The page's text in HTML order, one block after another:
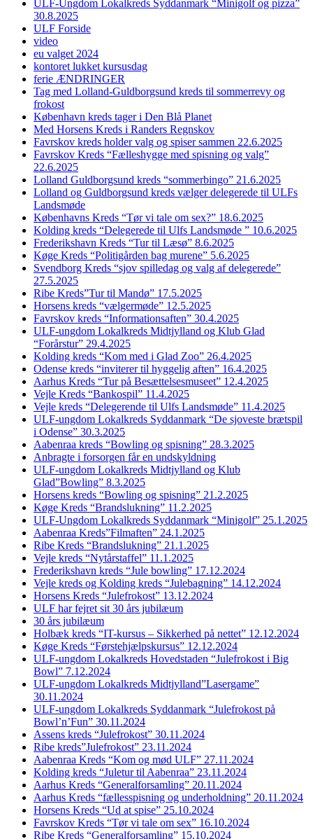
ULF-Ungdom Lokalkreds Syddanmark “Minigolf og pizza”
30.8.2025
ULF Forside
video
eu valget 2024
kontoret lukket kursusdag
ferie ÆNDRINGER
Tag med Lolland-Guldborgsund kreds til sommerrevy og
frokost
København kreds tager i Den Blå Planet
Med Horsens Kreds i Randers Regnskov
Favrskov kreds holder valg og spiser sammen 22.6.2025
Favrskov Kreds “Fælleshygge med spisning og valg”
22.6.2025
Lolland Guldborgsund kreds “sommerbingo” 21.6.2025
Lolland og Guldborgsund kreds vælger delegerede til ULFs
Landsmøde
Københavns Kreds “Tør vi tale om sex?” 18.6.2025
Kolding kreds “Delegerede til Ulfs Landsmøde ” 10.6.2025
Frederikshavn Kreds “Tur til Læsø” 8.6.2025
Køge Kreds “Politigården bag murene” 5.6.2025
Svendborg Kreds “sjov spilledag og valg af delegerede”
27.5.2025
Ribe Kreds”Tur til Mandø” 17.5.2025
Horsens kreds “vælgermøde” 12.5.2025
Favrskov kreds “Informationsaften” 30.4.2025
ULF-ungdom Lokalkreds Midtjylland og Klub Glad
“Forårstur” 29.4.2025
Kolding kreds “Kom med i Glad Zoo” 26.4.2025
Odense kreds “inviterer til hyggelig aften” 16.4.2025
Aarhus Kreds “Tur på Besættelsesmuseet” 12.4.2025
Vejle Kreds “Bankospil” 11.4.2025
Vejle kreds “Delegerende til Ulfs Landsmøde” 11.4.2025
ULF-ungdom Lokalkreds Syddanmark “De sjoveste brætspil
i Odense” 30.3.2025
Aabenraa kreds “Bowling og spisning” 28.3.2025
Anbragte i forsorgen får en undskyldning
ULF-ungdom Lokalkreds Midtjylland og Klub
Glad”Bowling” 8.3.2025
Horsens kreds “Bowling og spisning” 21.2.2025
Køge Kreds “Brandslukning” 11.2.2025
ULF-Ungdom Lokalkreds Syddanmark “Minigolf” 25.1.2025
Aabenraa Kreds”Filmaften” 24.1.2025
Ribe Kreds “Brandslukning” 21.1.2025
Vejle kreds “Nytårstaffel” 11.1.2025
Frederikshavn kreds “Jule bowling” 17.12.2024
Vejle kreds og Kolding kreds “Julebagning” 14.12.2024
Horsens Kreds “Julefrokost” 13.12.2024
ULF har fejret sit 30 års jubilæum
30 års jubilæum
Holbæk kreds “IT-kursus – Sikkerhed på nettet” 12.12.2024
Køge Kreds “Førstehjælpskursus” 12.12.2024
ULF-ungdom Lokalkreds Hovedstaden “Julefrokost i Big
Bowl” 7.12.2024
ULF-ungdom Lokalkreds Midtjylland”Lasergame”
30.11.2024
ULF-ungdom Lokalkreds Syddanmark “Julefrokost på
Bowl’n’Fun” 30.11.2024
Assens kreds “Julefrokost” 30.11.2024
Ribe kreds”Julefrokost” 23.11.2024
Aabenraa Kreds “Kom og mød ULF” 27.11.2024
Kolding kreds “Juletur til Aabenraa” 23.11.2024
Aarhus Kreds “Generalforsamling” 20.11.2024
Aarhus Kreds “fællesspisning og underholdning” 20.11.2024
Horsens Kreds “Ud at spise” 25.10.2024
Favrskov Kreds “Tør vi tale om sex” 16.10.2024
Ribe Kreds “Generalforsamling” 15.10.2024